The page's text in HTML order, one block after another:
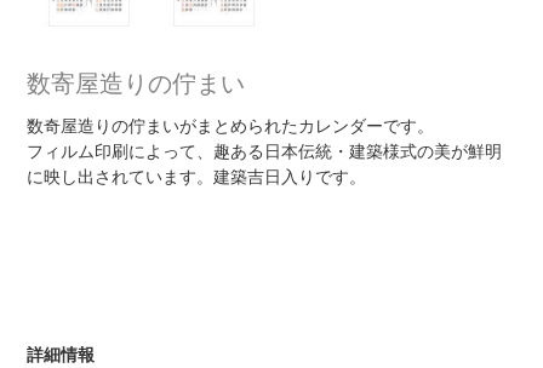
数寄屋造りの佇まい
数奇屋造りの佇まいがまとめられたカレンダーです。
フィルム印刷によって、趣ある日本伝統・建築様式の美が鮮明
に映し出されています。建築吉日入りです。
詳細情報